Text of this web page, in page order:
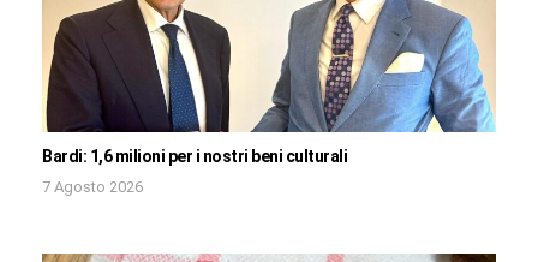
Bardi: 1,6 milioni per i nostri beni culturali
7 Agosto 2026